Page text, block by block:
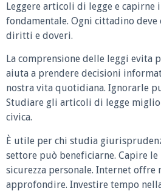
Leggere articoli di legge e capirne
fondamentale. Ogni cittadino
diritti e doveri.
La comprensione delle leggi evita
aiuta a prendere decisioni
nostra vita quotidiana. Ignorarle
Studiare gli articoli di legge
civica.
È utile per chi studia
settore può beneficiarne. Capire
sicurezza personale. Internet offre
approfondire. Investire tempo